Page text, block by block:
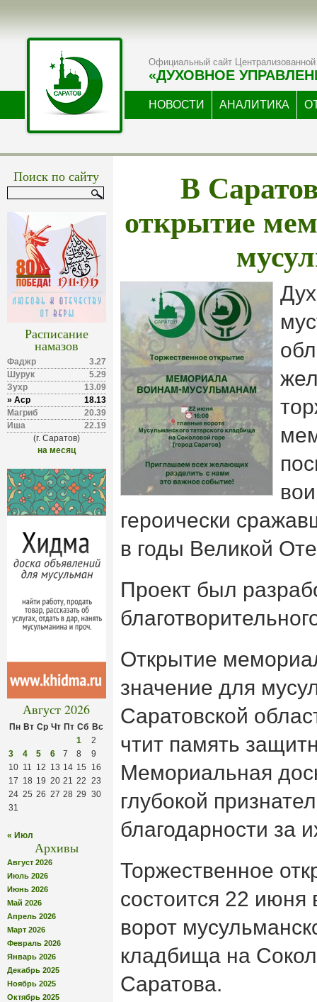
Официальный сайт Централизованной
«ДУХОВНОЕ
НОВОСТИ АНАЛИТИКА
Поиск по сайту
Расписание
намазов
Фаджр
3.27
Шурук
5.29
Зухр
13.09
» Аср
18.13
Магриб
20.39
Иша
22.19
(г. Саратов)
на месяц
Август 2026
Пн Вт Ср Чт Пт Сб Вс
1
2
3
4 5 6 7 8
9
10 11 12 13 14 15
16
17 18 19 20 21 22 23
24 25 26 27 28 29 30
31
« Июл
Архивы
Август 2026
Июль 2026
Июнь 2026
Май 2026
Апрель 2026
Март 2026
Февраль 2026
Январь 2026
Декабрь 2025
Ноябрь 2025
Октябрь 2025
В
открытие
героически
в годы Великой
Проект был
Открытие
значение для
Саратовской
чтит память
Мемориальная
глубокой
благодарности за
Торжественное
состоится 22 июня
ворот
кладбища на
Саратова.